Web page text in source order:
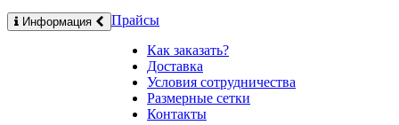
Информация
Прайсы
Как заказать?
Доставка
Условия сотрудничества
Размерные сетки
Контакты